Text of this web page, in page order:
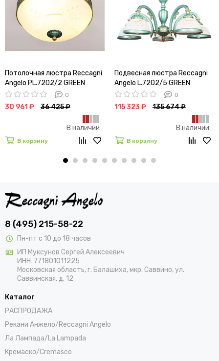
Потолочная люстра Reccagni
Angelo PL.7202/2 GREEN
0
30 961 ₽ 36 425 ₽
В наличии
В корзину
Подвесная люстра Reccagni
Angelo L.7202/5 GREEN
0
115 323 ₽ 135 674 ₽
В наличии
В корзину
8 (495) 215-58-22
Пн-пт с 10 до 18 часов
ИП Муксунов Сергей Алексеевич
ИНН: 771801011225
Московская область, г. Балашиха, мкр. Саввино, ул.
Саввинская, д. 12
Каталог
РАСПРОДАЖА
Рекани Анжело/Reccagni Angelo
Ла Лампада/La Lampada
Кремаско/Cremasco